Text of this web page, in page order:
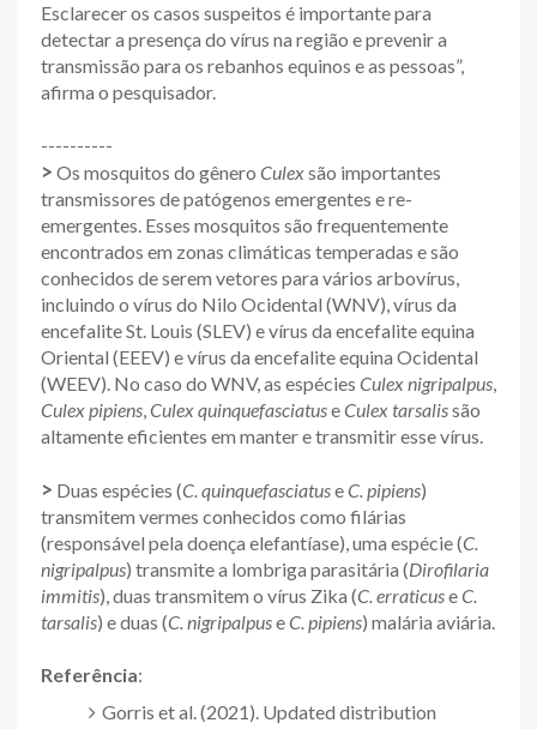
Esclarecer os casos suspeitos é importante para
detectar a presença do vírus na região e prevenir a
transmissão para os rebanhos equinos e as pessoas”,
afirma o pesquisador.
----------
> Os mosquitos do gênero Culexsão importantes
transmissores de patógenos emergentes e re-
emergentes. Esses mosquitos são frequentemente
encontrados em zonas climáticas temperadas e são
conhecidos de serem vetores para vários arbovírus,
incluindo o vírus do Nilo Ocidental (WNV), vírus da
encefalite St. Louis (SLEV) e vírus da encefalite equina
Oriental (EEEV) e vírus da encefalite equina Ocidental
(WEEV). No caso do WNV, as espécies Culex nigripalpus,
Culex pipiens,Culex quinquefasciatuseCulex tarsalissão
altamente eficientes em manter e transmitir esse vírus.
> Duas espécies (C. quinquefasciatuseC. pipiens)
transmitem vermes conhecidos como filárias
(responsável pela doença elefantíase), uma espécie (C.
nigripalpus) transmite a lombriga parasitária (Dirofilaria
immitis), duas transmitem o vírus Zika (C. erraticuseC.
tarsalis) e duas (C. nigripalpuseC. pipiens) malária aviária.
Referência:
Gorris et al. (2021). Updated distribution